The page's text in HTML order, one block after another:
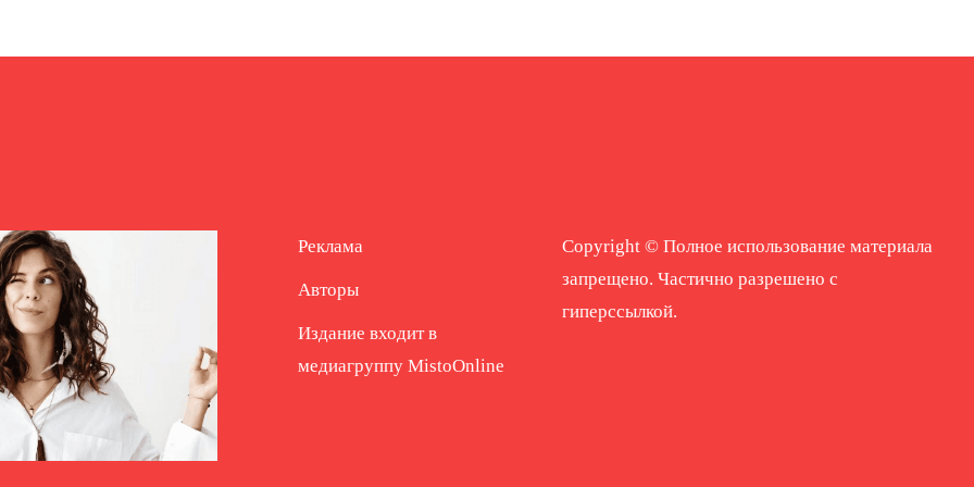
Реклама
Авторы
Издание входит в
медиагруппу MistoOnline
Copyright © Полное использование материала
запрещено. Частично разрешено с
гиперссылкой.